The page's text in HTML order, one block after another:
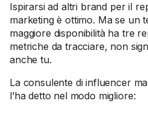
Ispirarsi ad altri brand per il
marketing è ottimo. Ma se un
maggiore disponibilità ha tre
metriche da tracciare, non
anche tu.
La consulente di influencer
l’ha detto nel modo migliore: